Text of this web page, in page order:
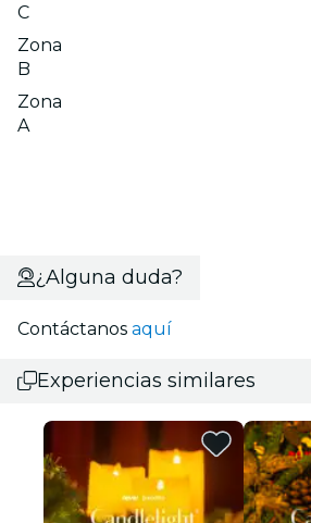
C
Zona
B
Zona
A
¿Alguna duda?
Contáctanos aquí
Experiencias similares